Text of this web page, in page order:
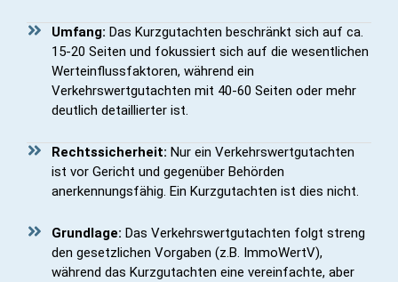
Umfang: Das Kurzgutachten beschränkt sich auf ca.
15-20 Seiten und fokussiert sich auf die wesentlichen
Werteinflussfaktoren, während ein
Verkehrswertgutachten mit 40-60 Seiten oder mehr
deutlich detaillierter ist.
Rechtssicherheit: Nur ein Verkehrswertgutachten
ist vor Gericht und gegenüber Behörden
anerkennungsfähig. Ein Kurzgutachten ist dies nicht.
Grundlage: Das Verkehrswertgutachten folgt streng
den gesetzlichen Vorgaben (z.B. ImmoWertV),
während das Kurzgutachten eine vereinfachte, aber